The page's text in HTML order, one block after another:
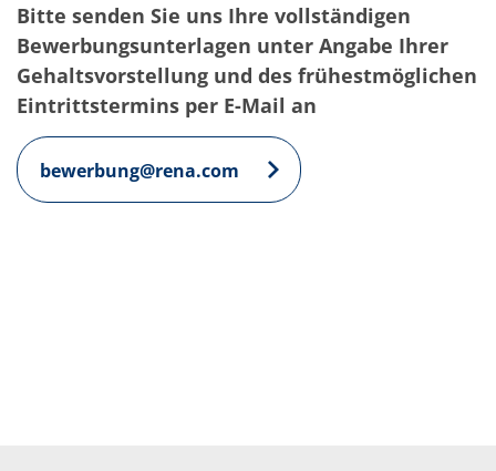
Messen
Glossar
Ätzen
Carrier
DI Wasser
Footprint
SECS/GEM
Einzelwafer Bearbeitung
TruEtch®
Bitte senden Sie uns Ihre vollständigen
Bewerbungsunterlagen unter Angabe Ihrer
Gehaltsvorstellung und des frühestmöglichen
Eintrittstermins per E-Mail an
bewerbung@rena.com